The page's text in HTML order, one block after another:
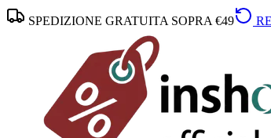
SPEDIZIONE GRATUITA SOPRA €49